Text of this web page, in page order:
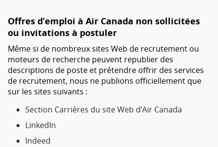
Offres d’emploi à Air Canada non sollicitées
ou invitations à postuler
Même si de nombreux sites Web de recrutement ou
moteurs de recherche peuvent republier des
descriptions de poste et prétendre offrir des services
de recrutement, nous ne publions officiellement que
sur les sites suivants :
Section Carrières du site Web d’Air Canada
LinkedIn
Indeed